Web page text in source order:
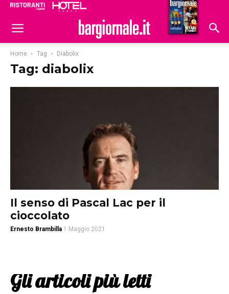
Hoteldomani
Home Tag Diabolix
Tag: diabolix
Il senso di Pascal Lac per il
cioccolato
Ernesto Brambilla 1 Maggio 2021
Gli articoli più letti